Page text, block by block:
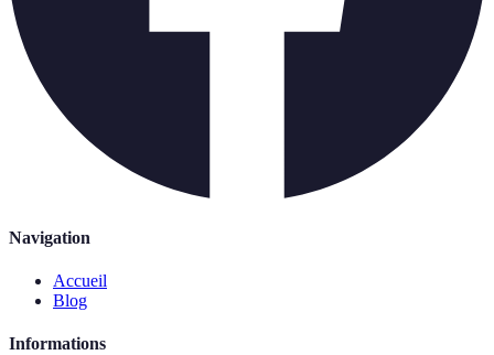
Navigation
Accueil
Blog
Informations